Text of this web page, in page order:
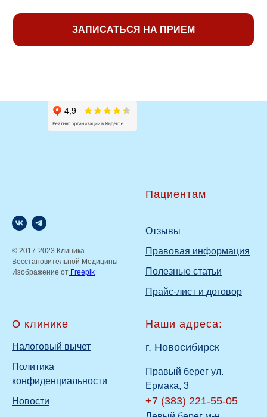
ЗАПИСАТЬСЯ НА ПРИЕМ
© 2017-2023 Клиника
Восстановительной Медицины
Изображение от Freepik
Пациентам
Отзывы
Правовая информация
Полезные статьи
Прайс-лист и договор
О клинике
Налоговый вычет
Политика
конфиденциальности
Новости
Наши адреса:
г. Новосибирск
Правый берег ул.
Ермака, 3
+7 (383) 221-55-05